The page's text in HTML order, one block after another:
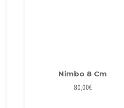
Nimbo 8 Cm
80,00€